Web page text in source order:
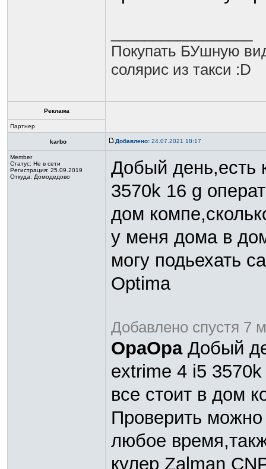
Покупать БУшную
солярис из такси :D
Реклама
Партнер
karbo Добавлено: 24.07.2021 18:17
Member
Статус: Не в сети
Регистрация: 25.09.2019
Откуда: Домодедово
Добый день,есть
3570k 16 g
дом
у меня дома в
могу подьехать
Optima
Добавлено спустя 7
OpaOpaДобый
extrime 4 i5
все стоит в дом
Проверить
любое
кулер Zalman